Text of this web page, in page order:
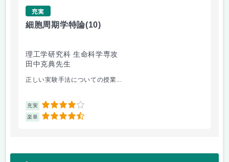
充実
細胞周期学特論(10)
理工学研究科 生命科学専攻
田中克典先生
正しい実験手法についての授業...
充実 4
楽単 4.5